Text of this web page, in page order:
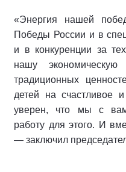
«Энергия нашей
Победы России и в
и в конкуренции за
нашу
традиционных
детей на счастливое
уверен, что мы с
работу для этого. И
— заключил